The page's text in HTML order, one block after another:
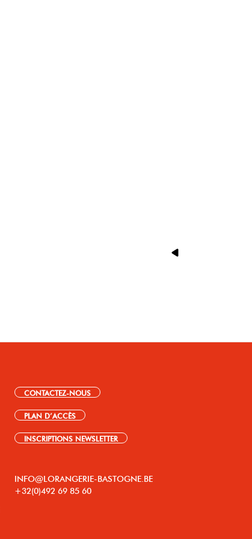
CONTACTEZ-NOUS
PLAN D’ACCÈS
INSCRIPTIONS NEWSLETTER
INFO@LORANGERIE-BASTOGNE.BE
+32(0)492 69 85 60